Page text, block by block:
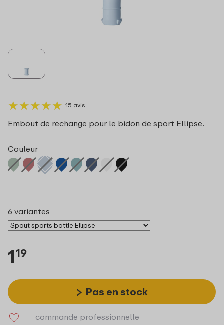
★★★★★
★★★★★ 15 avis
Embout de rechange pour le bidon de sport Ellipse.
Couleur
6 variantes
119
Pas en stock
commande professionnelle